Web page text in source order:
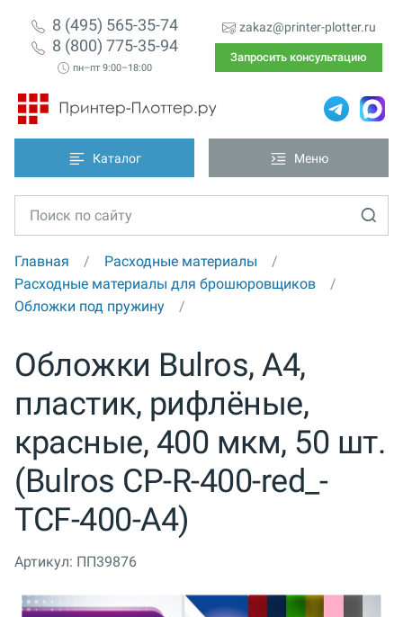
8 (495) 565-35-74
8 (800) 775-35-94
пн–пт 9:00–18:00
zakaz@printer-plotter.ru
Запросить консультацию
Каталог Меню
Главная
Расходные материалы
Расходные материалы для брошюровщиков
Обложки под пружину
Обложки Bulros, А4,
пластик, рифлёные,
красные, 400 мкм, 50 шт.
(Bulros CP-R-400-red_-
TCF-400-A4)
Артикул: ПП39876